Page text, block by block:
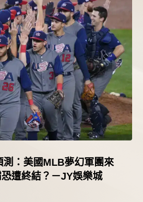
測：美國MLB夢幻軍團來
遭終結？－JY娛樂城